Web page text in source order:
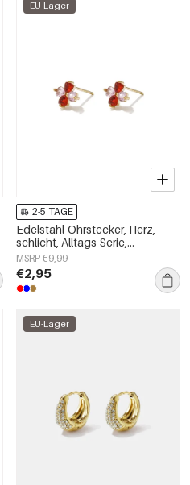
EU-Lager
2-5 TAGE
Edelstahl-Ohrstecker, Herz,
schlicht, Alltags-Serie,
Damenschmuck
MSRP €9,99
€2,95
EU-Lager